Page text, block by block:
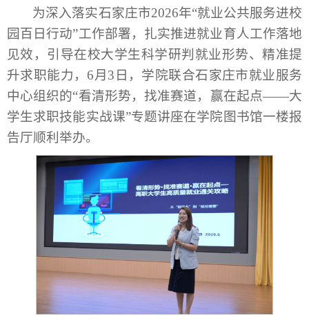
为深入落实石家庄市2026年“就业公共服务进校
园百日行动”工作部署，扎实推进就业育人工作落地
见效，引导在校大学生科学研判就业形势、精准提
升求职能力，6月3日，学院联合石家庄市就业服务
中心组织的“看清形势，找准赛道，赢在起点——大
学生求职技能实战课”专题讲座在学院图书馆一楼报
告厅顺利举办。